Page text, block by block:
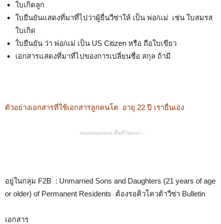
ใบเกิดลูก
ใบยืนยันแสดงที่มาที่ไปว่าผู้ยื่นวีซ่าให้ เป็น พ่อ/แม่ เช่น ใบสมรส
ใบเกิด
ใบยืนยัน ว่า พ่อ/แม่ เป็น US Citizen หรือ ถือใบเขียว
เอกสารแสดงที่มาที่ไปของการเปลี่ยนชื่อ สกุล ถ้ามี
ตัวอย่างเอกสารที่ใช้เอกสารลูกคนโต อายุ 22 ปี เรายื่นเอง
- Advertisement พื้นที่โฆษณา -
อยู่ในกลุ่ม F2B : Unmarried Sons and Daughters (21 years of age
or older) of Permanent Residents ต้องรอคิวโควต้าวีซ่า Bulletin
เอกสาร